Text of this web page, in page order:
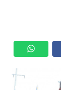
SERBA-
SERBI
OPINI